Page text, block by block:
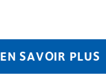
EN SAVOIR PLUS